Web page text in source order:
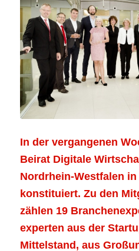
In der vergangenen
Beirat Digitale
Nordrhein-Westfalen
konstituiert. Zu den
zählen 19
experten aus der
Mittelstand, aus